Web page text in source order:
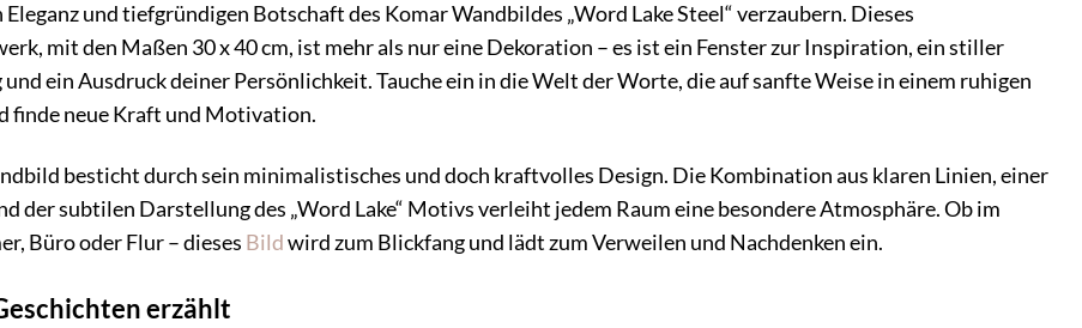
Eleganz und tiefgründigen Botschaft des Komar Wandbildes „Word Lake Steel“ verzaubern. Dieses
mit den Maßen 30 x 40 cm, ist mehr als nur eine Dekoration – es ist ein Fenster zur Inspiration, ein stiller
ein Ausdruck deiner Persönlichkeit. Tauche ein in die Welt der Worte, die auf sanfte Weise in einem ruhigen
finde neue Kraft und Motivation.
besticht durch sein minimalistisches und doch kraftvolles Design. Die Kombination aus klaren Linien, einer
der subtilen Darstellung des „Word Lake“ Motivs verleiht jedem Raum eine besondere Atmosphäre. Ob im
Büro oder Flur – dieses Bildwird zum Blickfang und lädt zum Verweilen und Nachdenken ein.
erzählt